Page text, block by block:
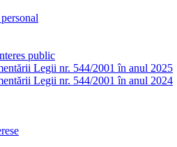
public
Legii nr. 544/2001 în anul 2025
Legii nr. 544/2001 în anul 2024